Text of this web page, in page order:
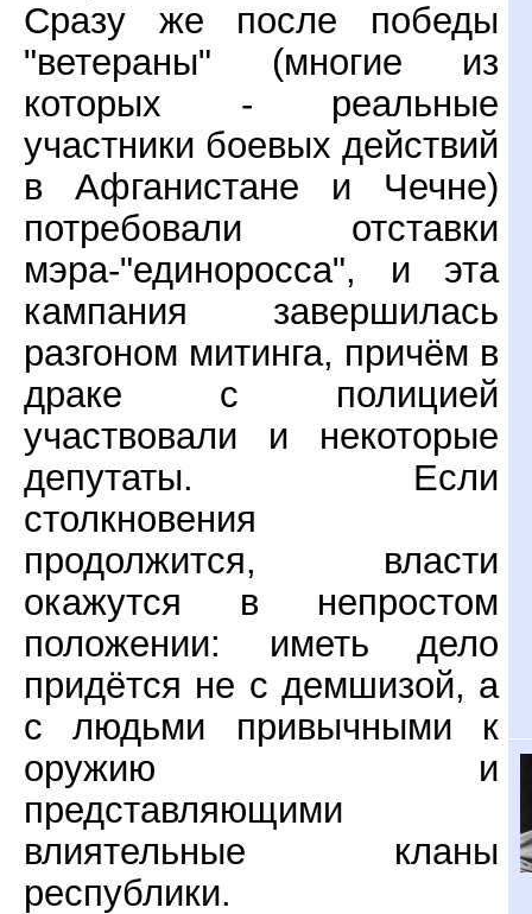
Сразу же после победы
"ветераны" (многие из
которых - реальные
участники боевых действий
в Афганистане и Чечне)
потребовали отставки
мэра-"единоросса", и эта
кампания завершилась
разгоном митинга, причём в
драке с полицией
участвовали и некоторые
депутаты. Если
столкновения
продолжится, власти
окажутся в непростом
положении: иметь дело
придётся не с демшизой, а
с людьми привычными к
оружию и
представляющими
влиятельные кланы
республики.